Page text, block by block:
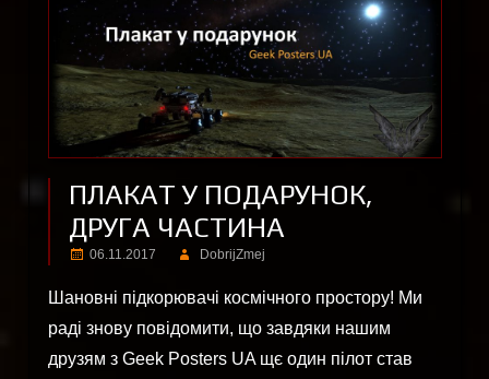
ПЛАКАТ У ПОДАРУНОК,
ДРУГА ЧАСТИНА
06.11.2017 DobrijZmej
Шановні підкорювачі космічного простору! Ми
раді знову повідомити, що завдяки нашим
друзям з Geek Posters UA щє один пілот став